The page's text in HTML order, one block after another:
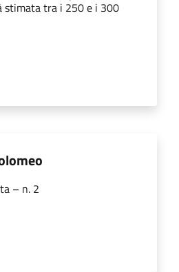
stimata tra i 250 e i 300
– n. 2